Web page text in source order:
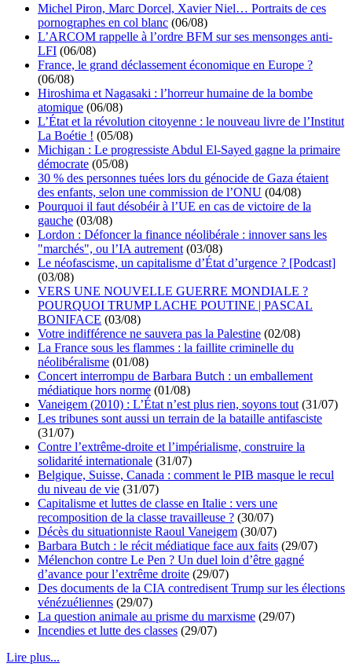
Michel Piron, Marc Dorcel, Xavier Niel… Portraits de ces
pornographes en col blanc (06/08)
L’ARCOM rappelle à l’ordre BFM sur ses mensonges anti-
LFI (06/08)
France, le grand déclassement économique en Europe ?
(06/08)
Hiroshima et Nagasaki : l’horreur humaine de la bombe
atomique (06/08)
L’État et la révolution citoyenne : le nouveau livre de l’Institut
La Boétie ! (05/08)
Michigan : Le progressiste Abdul El-Sayed gagne la primaire
démocrate (05/08)
30 % des personnes tuées lors du génocide de Gaza étaient
des enfants, selon une commission de l’ONU (04/08)
Pourquoi il faut désobéir à l’UE en cas de victoire de la
gauche (03/08)
Lordon : Défoncer la finance néolibérale : innover sans les
"marchés", ou l’IA autrement (03/08)
Le néofascisme, un capitalisme d’État d’urgence ? [Podcast]
(03/08)
VERS UNE NOUVELLE GUERRE MONDIALE ?
POURQUOI TRUMP LACHE POUTINE | PASCAL
BONIFACE (03/08)
Votre indifférence ne sauvera pas la Palestine (02/08)
La France sous les flammes : la faillite criminelle du
néolibéralisme (01/08)
Concert interrompu de Barbara Butch : un emballement
médiatique hors norme (01/08)
Vaneigem (2010) : L’État n’est plus rien, soyons tout (31/07)
Les tribunes sont aussi un terrain de la bataille antifasciste
(31/07)
Contre l’extrême-droite et l’impérialisme, construire la
solidarité internationale (31/07)
Belgique, Suisse, Canada : comment le PIB masque le recul
du niveau de vie (31/07)
Capitalisme et luttes de classe en Italie : vers une
recomposition de la classe travailleuse ? (30/07)
Décès du situationniste Raoul Vaneigem (30/07)
Barbara Butch : le récit médiatique face aux faits (29/07)
Mélenchon contre Le Pen ? Un duel loin d’être gagné
d’avance pour l’extrême droite (29/07)
Des documents de la CIA contredisent Trump sur les élections
vénézuéliennes (29/07)
La question animale au prisme du marxisme (29/07)
Incendies et lutte des classes (29/07)
Lire plus...